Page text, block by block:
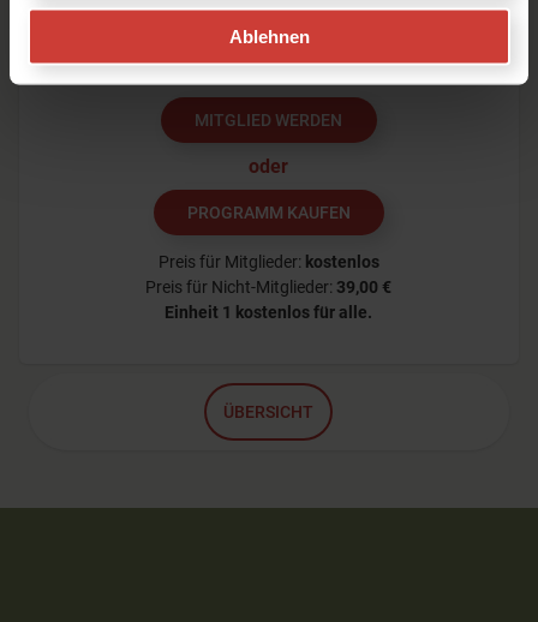
Ablehnen
zu nur diesem Programm kaufen.Der erste
Tag ist kostenlos für alle.
MITGLIED WERDEN
oder
PROGRAMM KAUFEN
Preis für Mitglieder: kostenlos
Preis für Nicht-Mitglieder: 39,00 €
Einheit 1 kostenlos für alle.
ÜBERSICHT